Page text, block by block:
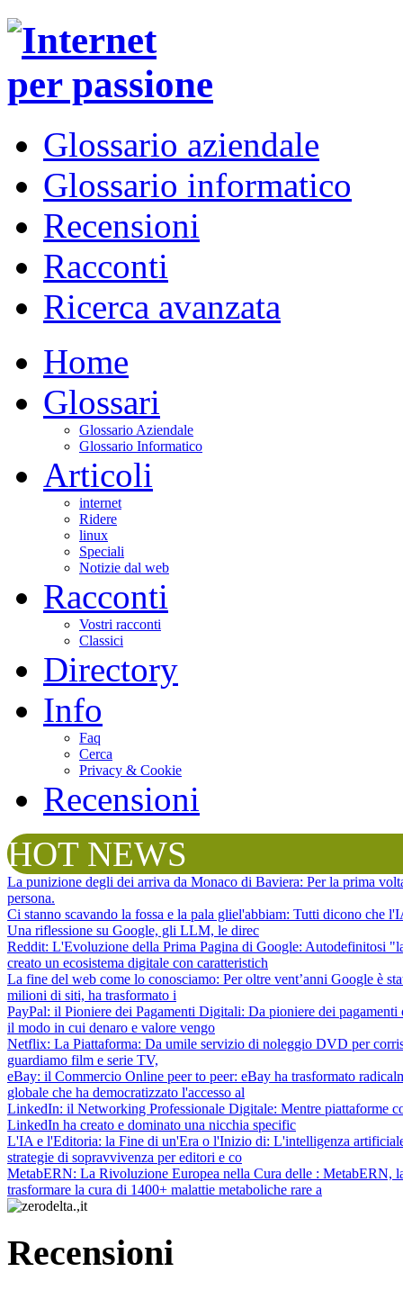
Glossario aziendale
Glossario informatico
Recensioni
Racconti
Ricerca avanzata
Home
Glossari
Glossario Aziendale
Glossario Informatico
Articoli
internet
Ridere
linux
Speciali
Notizie dal web
Racconti
Vostri racconti
Classici
Directory
Info
Faq
Cerca
Privacy & Cookie
Recensioni
HOT NEWS
La punizione degli dei arriva da Monaco di Baviera: Per la prima
persona.
Ci stanno scavando la fossa e la pala gliel'abbiam: Tutti dicono che
Una riflessione su Google, gli LLM, le direc
Reddit: L'Evoluzione della Prima Pagina di Google: Autodefinitosi
creato un ecosistema digitale con caratteristich
La fine del web come lo conosciamo: Per oltre vent’anni Google è
milioni di siti, ha trasformato i
PayPal: il Pioniere dei Pagamenti Digitali: Da pioniere dei
il modo in cui denaro e valore vengo
Netflix: La Piattaforma: Da umile servizio di noleggio DVD per
guardiamo film e serie TV,
eBay: il Commercio Online peer to peer: eBay ha trasformato
globale che ha democratizzato l'accesso al
LinkedIn: il Networking Professionale Digitale: Mentre piattaforme
LinkedIn ha creato e dominato una nicchia specific
L'IA e l'Editoria: la Fine di un'Era o l'Inizio di: L'intelligenza
strategie di sopravvivenza per editori e co
MetabERN: La Rivoluzione Europea nella Cura delle : MetabERN,
trasformare la cura di 1400+ malattie metaboliche rare a
Recensioni